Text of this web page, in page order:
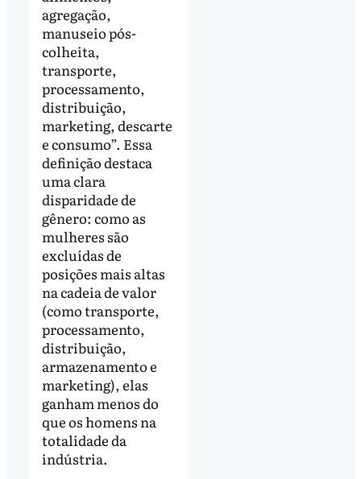
agregação,
manuseio pós-
colheita,
transporte,
processamento,
distribuição,
marketing, descarte
e consumo”. Essa
definição destaca
uma clara
disparidade de
gênero: como as
mulheres são
excluídas de
posições mais altas
na cadeia de valor
(como transporte,
processamento,
distribuição,
armazenamento e
marketing), elas
ganham menos do
que os homens na
totalidade da
indústria.